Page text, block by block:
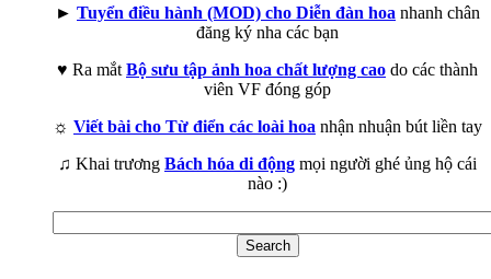
► Tuyển điều hành (MOD) cho Diễn đàn hoa nhanh chân
đăng ký nha các bạn
♥ Ra mắt Bộ sưu tập ảnh hoa chất lượng cao do các thành
viên VF đóng góp
☼ Viết bài cho Từ điển các loài hoa nhận nhuận bút liền tay
♫ Khai trương Bách hóa di động mọi người ghé ủng hộ cái
nào :)